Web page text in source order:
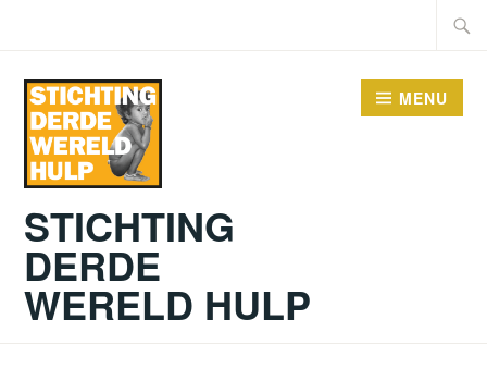
inhoud
STICHTING
DERDE
WERELD HULP
MENU